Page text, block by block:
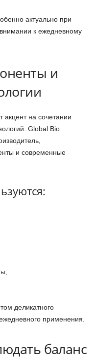
актуально при
к ежедневному
и
на сочетании
Global Bio
и современные
деликатного
применения.
баланс